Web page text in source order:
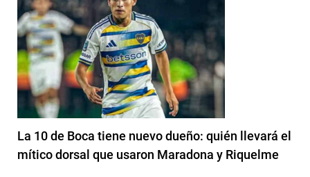
La 10 de Boca tiene nuevo dueño: quién llevará el
mítico dorsal que usaron Maradona y Riquelme